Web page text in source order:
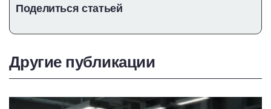
Поделиться статьей
Другие публикации